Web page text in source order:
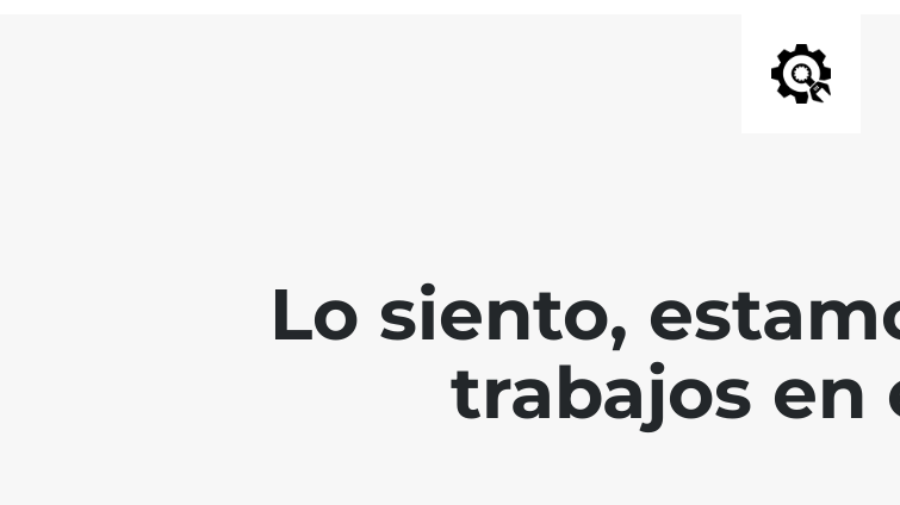
Lo siento,
trabajos en